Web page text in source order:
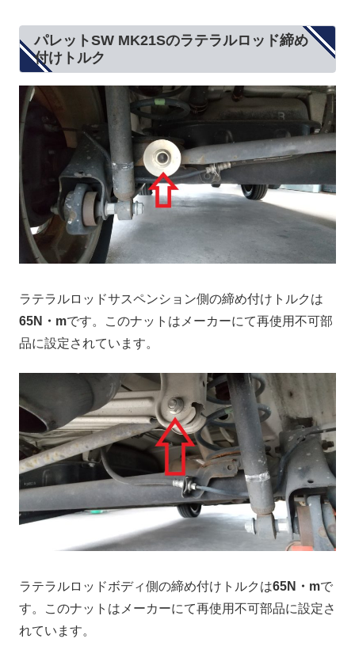
パレットSW MK21Sのラテラルロッド締め
付けトルク
ラテラルロッドサスペンション側の締め付けトルクは
65N・mです。このナットはメーカーにて再使用不可部
品に設定されています。
ラテラルロッドボディ側の締め付けトルクは65N・mで
す。このナットはメーカーにて再使用不可部品に設定さ
れています。